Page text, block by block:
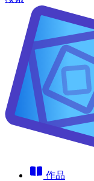
作品